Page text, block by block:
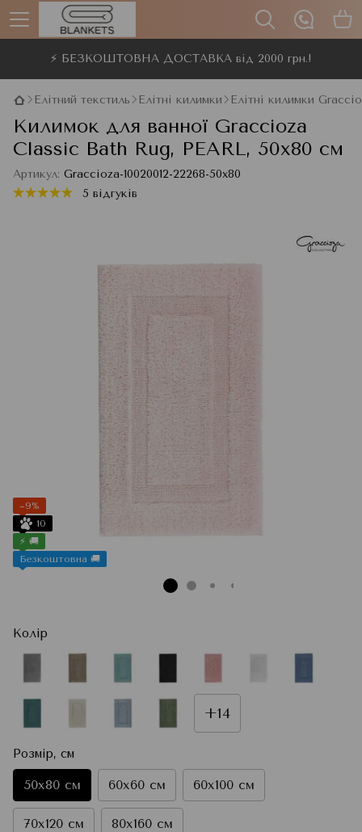
⚡ БЕЗКОШТОВНА ДОСТАВКА від 2000 грн.!
Елітний текстиль Елітні килимки Елітні килимки
Килимок для ванної Graccioza
Classic Bath Rug, PEARL, 50x80 см
Артикул: Graccioza-10020012-22268-50x80
5 відгуків
−9%
10
⚡ 🚚
Безкоштовна 🚚
Колір
+14
Розмір, см
50x80 см 60x60 см 60x100 см
70x120 см 80x160 см